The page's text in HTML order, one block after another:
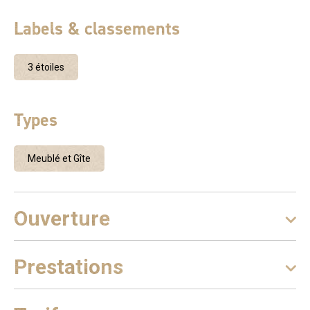
Labels & classements
3 étoiles
Types
Meublé et Gîte
Ouverture
Prestations